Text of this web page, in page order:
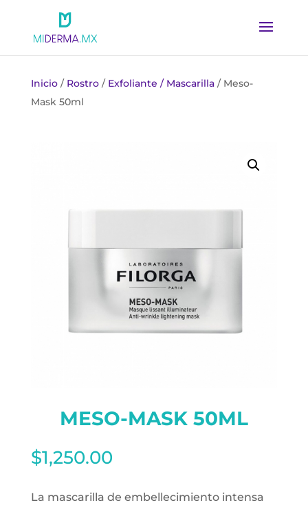
Inicio/ Rostro/ Exfoliante / Mascarilla/ Meso-
Mask 50ml
MESO-MASK 50ML
$1,250.00
La mascarilla de embellecimiento intensa